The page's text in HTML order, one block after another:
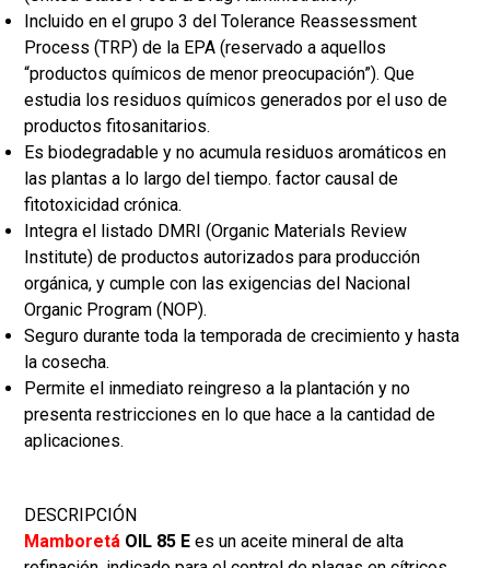
Incluido en el grupo 3 del Tolerance Reassessment
Process (TRP) de la EPA (reservado a aquellos
“productos químicos de menor preocupación”). Que
estudia los residuos químicos generados por el uso de
productos fitosanitarios.
Es biodegradable y no acumula residuos aromáticos en
las plantas a lo largo del tiempo. factor causal de
fitotoxicidad crónica.
Integra el listado DMRI (Organic Materials Review
Institute) de productos autorizados para producción
orgánica, y cumple con las exigencias del Nacional
Organic Program (NOP).
Seguro durante toda la temporada de crecimiento y hasta
la cosecha.
Permite el inmediato reingreso a la plantación y no
presenta restricciones en lo que hace a la cantidad de
aplicaciones.
DESCRIPCIÓN
Mamboretá OIL 85 E es un aceite mineral de alta